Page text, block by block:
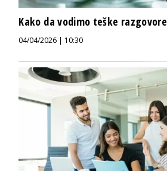
Kako da vodimo teške razgovore
04/04/2026 | 10:30